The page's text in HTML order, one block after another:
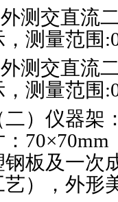
测交直流
，测量范围
测交直流
，测量范围
二）仪器
：
钢板及一次
艺），外形